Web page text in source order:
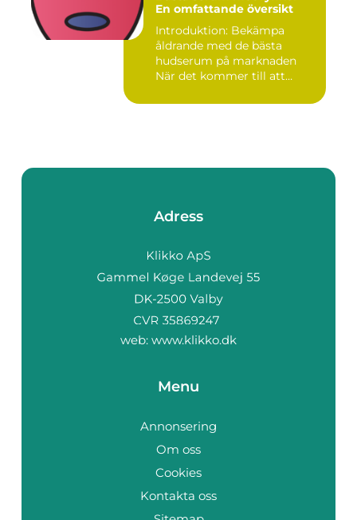
En omfattande översikt
Introduktion: Bekämpa
åldrande med de bästa
hudserum på marknaden
När det kommer till att
Adress
web: www.klikko.dk
Menu
Annonsering
Om oss
Cookies
Kontakta oss